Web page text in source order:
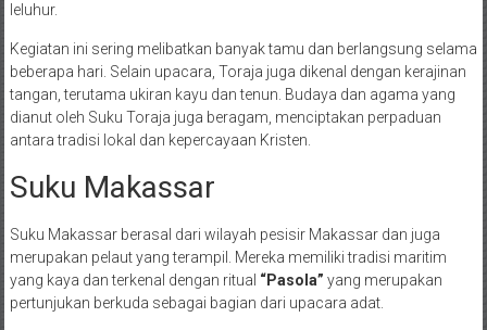
leluhur.
Kegiatan ini sering melibatkan banyak tamu dan berlangsung selama
beberapa hari. Selain upacara, Toraja juga dikenal dengan kerajinan
tangan, terutama ukiran kayu dan tenun. Budaya dan agama yang
dianut oleh Suku Toraja juga beragam, menciptakan perpaduan
antara tradisi lokal dan kepercayaan Kristen.
Suku Makassar
Suku Makassar berasal dari wilayah pesisir Makassar dan juga
merupakan pelaut yang terampil. Mereka memiliki tradisi maritim
yang kaya dan terkenal dengan ritual “Pasola” yang merupakan
pertunjukan berkuda sebagai bagian dari upacara adat.